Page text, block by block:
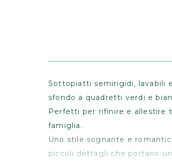
Sottopiatti semirigidi, lavabili
sfondo a quadretti verdi e
Perfetti per rifinire e allestire
famiglia.
Uno stile sognante e
piccoli dettagli che portano